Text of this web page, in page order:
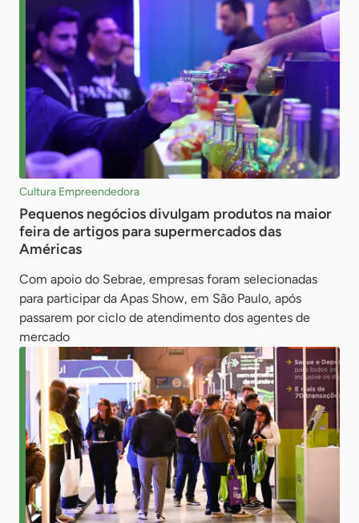
Cultura Empreendedora
Pequenos negócios divulgam produtos na maior
feira de artigos para supermercados das
Américas
Com apoio do Sebrae, empresas foram selecionadas
para participar da Apas Show, em São Paulo, após
passarem por ciclo de atendimento dos agentes de
mercado